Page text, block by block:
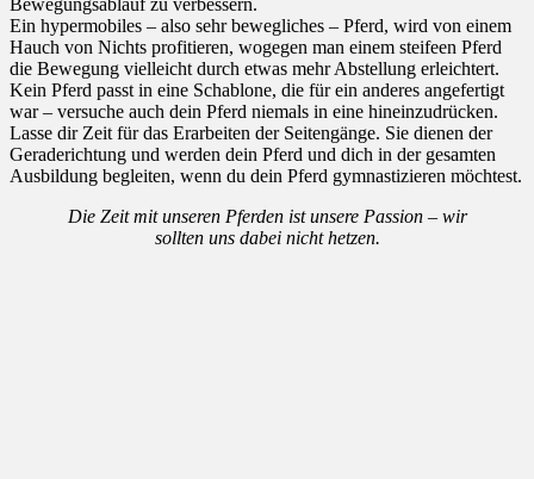
Ein hypermobiles – also sehr bewegliches – Pferd, wird von einem
Hauch von Nichts profitieren, wogegen man einem steifeen Pferd
die Bewegung vielleicht durch etwas mehr Abstellung erleichtert.
Kein Pferd passt in eine Schablone, die für ein anderes angefertigt
war – versuche auch dein Pferd niemals in eine hineinzudrücken.
Lasse dir Zeit für das Erarbeiten der Seitengänge. Sie dienen der
Geraderichtung und werden dein Pferd und dich in der gesamten
Ausbildung begleiten, wenn du dein Pferd gymnastizieren möchtest.
Die Zeit mit unseren Pferden ist unsere Passion – wir
sollten uns dabei nicht hetzen.